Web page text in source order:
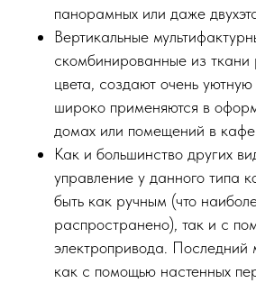
панорамных или даже
Вертикальные
скомбинированные из ткани
цвета, создают очень
широко применяются в
домах или помещений в
Как и большинство других
управление у данного типа
быть как ручным (что
распространено), так и с
электропривода. Последний
как с помощью настенных